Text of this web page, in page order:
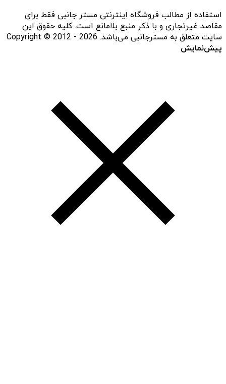
استفاده از مطالب فروشگاه اینترنتی مستر جانبی فقط برای
مقاصد غیرتجاری و با ذکر منبع بلامانع است. کلیه حقوق این
سایت متعلق به مسترجانبی می‌باشد. Copyright © 2012 - 2026
پیش‌نمایش